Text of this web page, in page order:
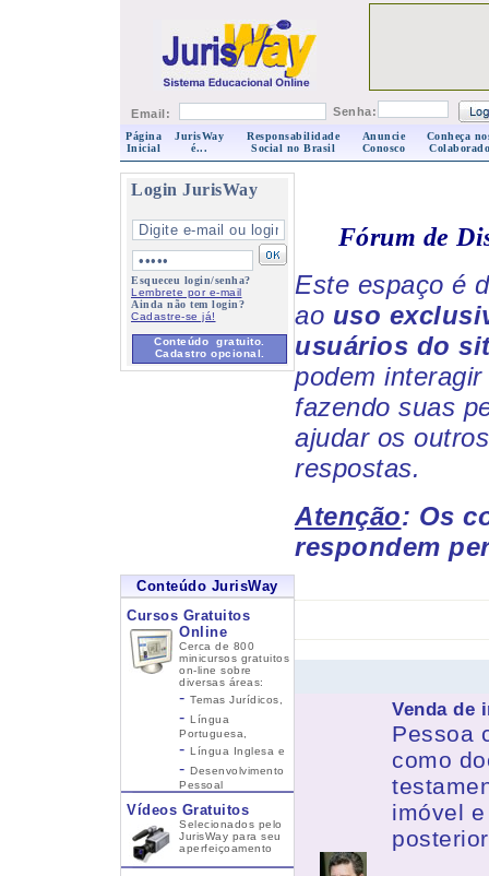
Email: Senha:
Página
Inicial
JurisWay
é...
Responsabilidade
Social no Brasil
Anuncie
Conosco
Conheça
Login JurisWay
Esqueceu login/senha?
Lembrete por e-mail
Ainda não tem login?
Cadastre-se já!
Conteúdo gratuito.
Cadastro opcional.
Conteúdo JurisWay
Cursos Gratuitos
Online
Cerca de 800
minicursos gratuitos
on-line sobre
diversas áreas:
- Temas Jurídicos,
- Língua
Portuguesa,
- Língua Inglesa e
- Desenvolvimento
Pessoal
Vídeos Gratuitos
Selecionados pelo
JurisWay para seu
aperfeiçoamento
Fórum de
Este espaço é
ao uso
usuários do
podem
fazendo suas
ajudar os
respostas.
Atenção: Os
respondem
Venda de
Pessoa
como
imóvel